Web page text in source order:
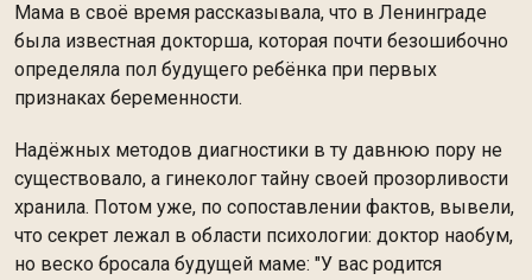
Мама в своё время рассказывала, что в Ленинграде
была известная докторша, которая почти безошибочно
определяла пол будущего ребёнка при первых
признаках беременности.
Надёжных методов диагностики в ту давнюю пору не
существовало, а гинеколог тайну своей прозорливости
хранила. Потом уже, по сопоставлении фактов, вывели,
что секрет лежал в области психологии: доктор наобум,
но веско бросала будущей маме: "У вас родится